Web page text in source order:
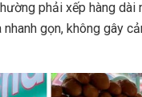
phải xếp hàng dài
nhanh gọn, không gây